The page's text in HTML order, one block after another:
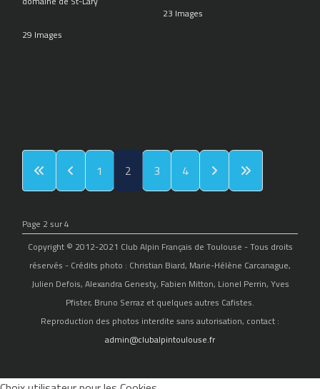
29 Images
23 Images
1 2 3 4
Page 2 sur 4
Copyright © 2012-2021 Club Alpin Français de Toulouse - Tous droits
réservés - Crédits photo : Christian Biard, Marie-Hélène Carcanague,
Julien Defois, Alexandra Genesty, Fabien Mitton, Lionel Perrin, Yves
Pfister, Bruno Serraz et quelques autres Cafistes.
Reproduction des photos interdite sans autorisation, contact :
admin@clubalpintoulouse.fr